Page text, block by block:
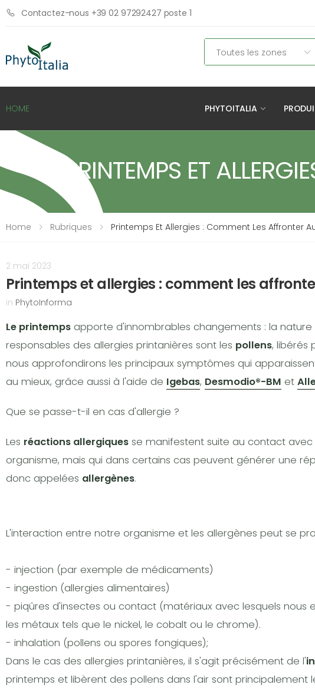
Contactez-nous +39 02 97292427 poste 1
HOME PHYTOITALIA
PRINTEMPS ET
Home Rubriques Printemps Et Allergies : Comment Les Affronter
2 mai 2023
Printemps et allergies : comment les
in PhytoInforma
Le printemps apporte d'innombrables changements : la nature
responsables des allergies printanières sont les pollens, libérés
nous approfondirons les principaux symptômes qui
au mieux, grâce aussi à l'aide de Igebas, Desmodio®-BM et
Que se passe-t-il en cas d'allergie ?
Les réactions allergiques se manifestent suite au contact
organisme, mais qui dans certains cas peuvent générer une
donc appelées allergènes.
L'interaction entre notre organisme et les allergènes peut se
- injection (par exemple de médicaments)
- ingestion (allergies alimentaires)
- piqûres d'insectes ou contact (matériaux avec lesquels
les métaux tels que le nickel, le cobalt ou le chrome).
- inhalation (pollens ou spores fongiques);
Dans le cas des allergies printanières, il s'agit précisément de l'
printemps et libèrent des pollens dans l'air sont principalement